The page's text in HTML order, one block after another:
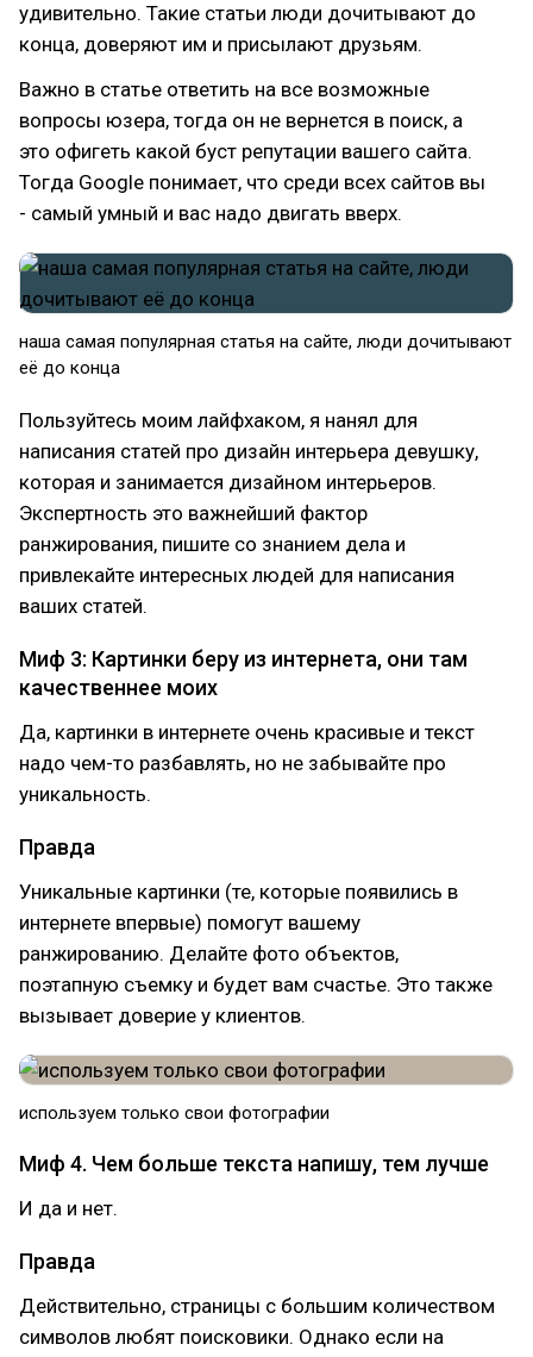
удивительно. Такие статьи люди дочитывают до
конца, доверяют им и присылают друзьям.
Важно в статье ответить на все возможные
вопросы юзера, тогда он не вернется в поиск, а
это офигеть какой буст репутации вашего сайта.
Тогда Google понимает, что среди всех сайтов вы
- самый умный и вас надо двигать вверх.
наша самая популярная статья на сайте, люди дочитывают
её до конца
Пользуйтесь моим лайфхаком, я нанял для
написания статей про дизайн интерьера девушку,
которая и занимается дизайном интерьеров.
Экспертность это важнейший фактор
ранжирования, пишите со знанием дела и
привлекайте интересных людей для написания
ваших статей.
Миф 3: Картинки беру из интернета, они там
качественнее моих
Да, картинки в интернете очень красивые и текст
надо чем-то разбавлять, но не забывайте про
уникальность.
Правда
Уникальные картинки (те, которые появились в
интернете впервые) помогут вашему
ранжированию. Делайте фото объектов,
поэтапную съемку и будет вам счастье. Это также
вызывает доверие у клиентов.
используем только свои фотографии
Миф 4. Чем больше текста напишу, тем лучше
И да и нет.
Правда
Действительно, страницы с большим количеством
символов любят поисковики. Однако если на